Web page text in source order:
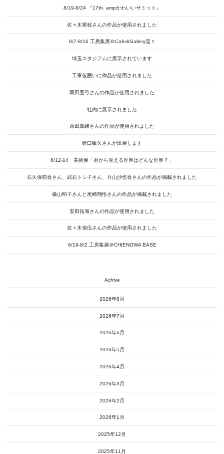
Projects
Goods
Media
Access
Link
Facebook
Instagram
Youtube
online-shop
art center syu
南関東・甲信障害者
アートサポートセンター
8/19-8/24 『17th. ampかわいいサミット』
佐々木華枝さんの作品が使用されました
8/7-8/16 工房集展＠Cafe&Gallery温々
埼玉スタジアムに展示されています
工事仮囲いに作品が使用されました
岡田亜弓さんの作品が使用されました
社内に展示されました
西田真緒さんの作品が使用されました
野口敏久さんが出展します
6/12-14 美術展「君から見える世界はどんな世界？」
石久保萌香さん、武石トシ子さん、片山沙也香さんの作品が掲載されました
横山明子さんと尾崎翔悟さんの作品が掲載されました
安田拓海さんの作品が使用されました
佐々木省伍さんの作品が使用されました
6/19-8/2 工房集展＠CHIENOWA BASE
Achive
2026年8月
2026年7月
2026年6月
2026年5月
2026年4月
2026年3月
2026年2月
2026年1月
2025年12月
2025年11月